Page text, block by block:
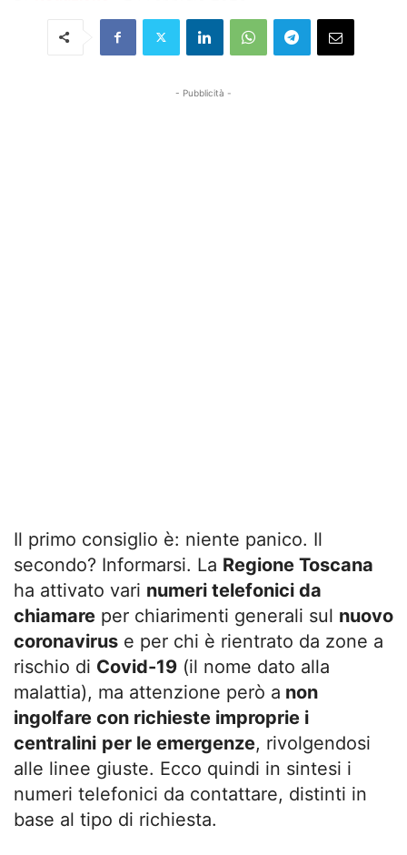
- Pubblicità -
Il primo consiglio è: niente panico. Il
secondo? Informarsi. La Regione Toscana
ha attivato vari numeri telefonici da
chiamare per chiarimenti generali sul nuovo
coronavirus e per chi è rientrato da zone a
rischio di Covid-19 (il nome dato alla
malattia), ma attenzione però a non
ingolfare con richieste improprie i
centralini per le emergenze, rivolgendosi
alle linee giuste. Ecco quindi in sintesi i
numeri telefonici da contattare, distinti in
base al tipo di richiesta.